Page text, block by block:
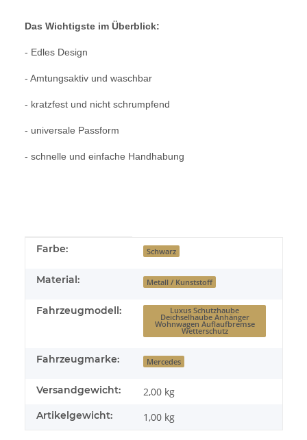
Das Wichtigste im Überblick:
- Edles Design
- Amtungsaktiv und waschbar
- kratzfest und nicht schrumpfend
- universale Passform
- schnelle und einfache Handhabung
Produkteigenschaft
Wert
Farbe: Schwarz
Material: Metall / Kunststoff
Fahrzeugmodell: Luxus Schutzhaube
Deichselhaube Anhänger
Wohnwagen Auflaufbremse
Wetterschutz
Fahrzeugmarke: Mercedes
Versandgewicht: 2,00 kg
Artikelgewicht: 1,00 kg